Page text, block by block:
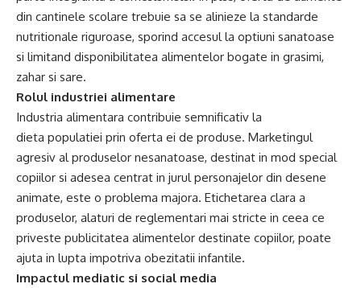
din cantinele scolare trebuie sa se alinieze la standarde
nutritionale riguroase, sporind accesul la optiuni sanatoase
si limitand disponibilitatea alimentelor bogate in grasimi,
zahar si sare.
Rolul industriei alimentare
Industria alimentara contribuie semnificativ la
dieta populatiei prin oferta ei de produse. Marketingul
agresiv al produselor nesanatoase, destinat in mod special
copiilor si adesea centrat in jurul personajelor din desene
animate, este o problema majora. Etichetarea clara a
produselor, alaturi de reglementari mai stricte in ceea ce
priveste publicitatea alimentelor destinate copiilor, poate
ajuta in lupta impotriva obezitatii infantile.
Impactul mediatic si social media